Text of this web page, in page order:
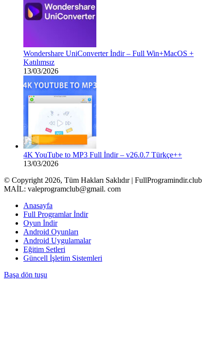
Wondershare UniConverter İndir – Full Win+MacOS +
Katılımsız
13/03/2026
4K YouTube to MP3 Full İndir – v26.0.7 Türkçe++
13/03/2026
© Copyright 2026, Tüm Hakları Saklıdır | FullProgramindir.club
MAİL: valeprogramclub@gmail. com
Anasayfa
Full Programlar İndir
Oyun İndir
Android Oyunları
Android Uygulamalar
Eğitim Setleri
Güncell İşletim Sistemleri
Başa dön tuşu